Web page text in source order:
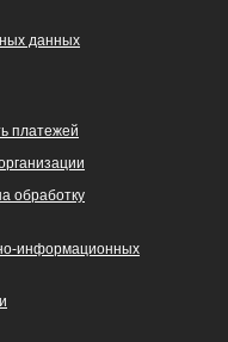
данных
платежей
обработку
информационных